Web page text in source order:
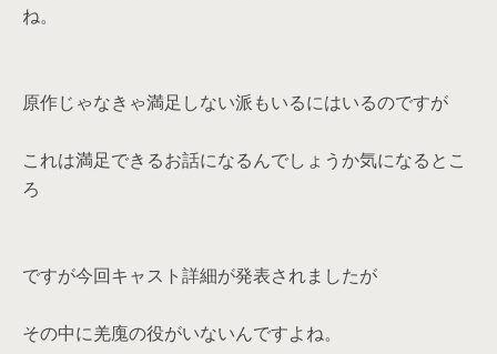
ね。
原作じゃなきゃ満足しない派もいるにはいるのですが
これは満足できるお話になるんでしょうか気になるとこ
ろ
ですが今回キャスト詳細が発表されましたが
その中に羌廆の役がいないんですよね。